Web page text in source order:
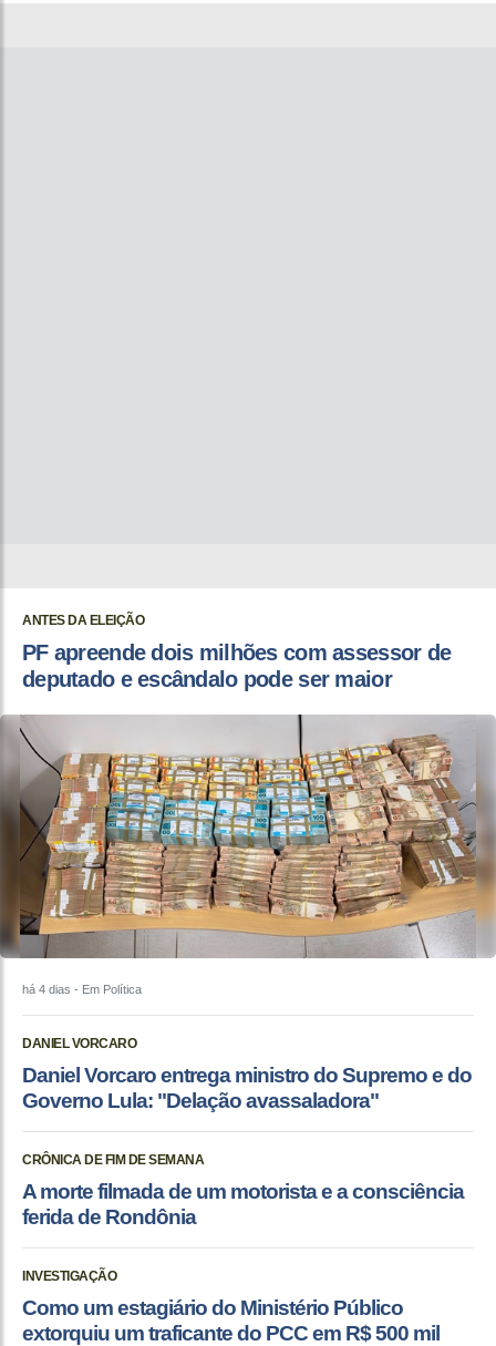
ANTES DA ELEIÇÃO
PF apreende dois milhões com assessor de
deputado e escândalo pode ser maior
há 4 dias - Em Política
DANIEL VORCARO
Daniel Vorcaro entrega ministro do Supremo e do
Governo Lula: "Delação avassaladora"
CRÔNICA DE FIM DE SEMANA
A morte filmada de um motorista e a consciência
ferida de Rondônia
INVESTIGAÇÃO
Como um estagiário do Ministério Público
extorquiu um traficante do PCC em R$ 500 mil